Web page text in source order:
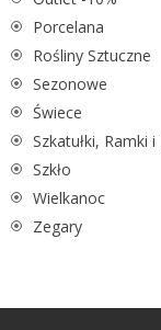
Porcelana
Rośliny Sztuczne
Sezonowe
Świece
Szkatułki, Ramki i
Szkło
Wielkanoc
Zegary